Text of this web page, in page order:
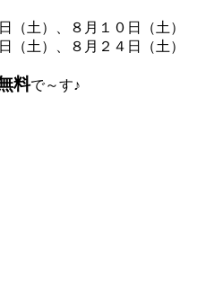
（土）、８月１０日（土）
（土）、８月２４日（土）
料で～す♪